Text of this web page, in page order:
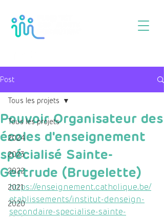
Post
Tous les projets
2024
2023
2022
2021
2020
Tous les projets
Pouvoir Organisateur des
écoles d'enseignement
spécialisé Sainte-
Gertrude (Brugelette)
https://enseignement.catholique.be/
etablissements/institut-denseign-
secondaire-specialise-sainte-